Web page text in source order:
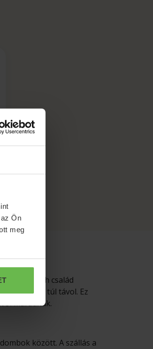
Ön
meg
és Majláth család
de nem túl távol. Ez
maradnak.
között. A szállás a